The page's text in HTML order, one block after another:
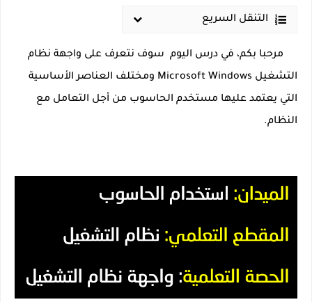
التنقل السريع
مرحبا بكم، في درس اليوم سوف نتعرف على واجهة نظام
التشغيل Microsoft Windows ومختلف العناصر الأساسية
التي يعتمد عليها مستخدم الحاسوب من أجل التعامل مع
النظام.